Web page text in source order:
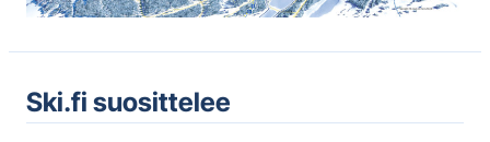
Ski.fi suosittelee